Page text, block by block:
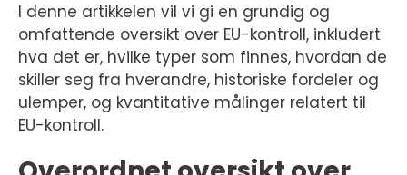
I denne artikkelen vil vi gi en grundig og
omfattende oversikt over EU-kontroll, inkludert
hva det er, hvilke typer som finnes, hvordan de
skiller seg fra hverandre, historiske fordeler og
ulemper, og kvantitative målinger relatert til
EU-kontroll.